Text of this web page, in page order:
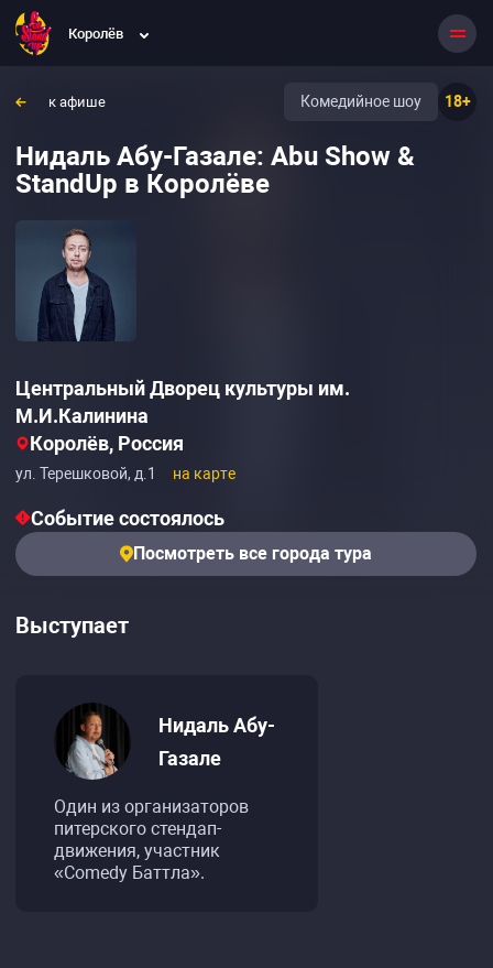
Королёв
к афише 18+
Комедийное шоу
Нидаль Абу-Газале: Abu Show &
StandUp в Королёве
Центральный Дворец культуры им.
М.И.Калинина
Королёв, Россия
ул. Терешковой, д.1 на карте
Событие состоялось
Посмотреть все города тура
Выступает
Нидаль Абу-
Газале
Один из организаторов
питерского стендап-
движения, участник
«Comedy Баттла».